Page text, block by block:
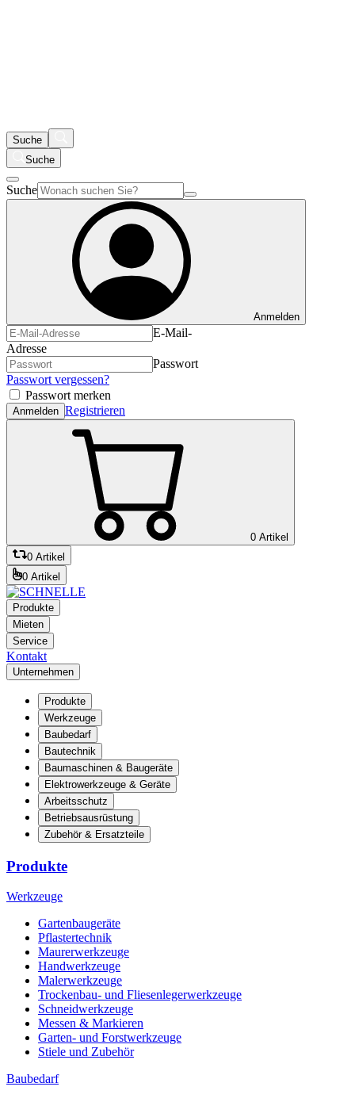
Suche
Suche
Suche
Anmelden
E-Mail-
Adresse
Passwort
Passwort vergessen?
Passwort merken
Anmelden Registrieren
0 Artikel
0 Artikel
0 Artikel
Produkte
Mieten
Service
Kontakt
Unternehmen
Produkte
Werkzeuge
Baubedarf
Bautechnik
Baumaschinen & Baugeräte
Elektrowerkzeuge & Geräte
Arbeitsschutz
Betriebsausrüstung
Zubehör & Ersatzteile
Produkte
Werkzeuge
Gartenbaugeräte
Pflastertechnik
Maurerwerkzeuge
Handwerkzeuge
Malerwerkzeuge
Trockenbau- und Fliesenlegerwerkzeuge
Schneidwerkzeuge
Messen & Markieren
Garten- und Forstwerkzeuge
Stiele und Zubehör
Baubedarf